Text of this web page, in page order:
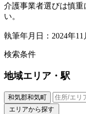
介護事業者選びは慎
い。
執筆年月日：2024年11
検索条件
地域エリア・駅
和気郡和気町
エリアから探す